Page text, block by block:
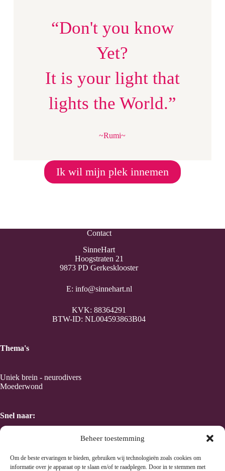
Beheer toestemming
Om de beste ervaringen te bieden, gebruiken wij technologieën zoals cookies om
informatie over je apparaat op te slaan en/of te raadplegen. Door in te stemmen met
“Don't you know
Yet?
It is your light that
lights the World.”
~Rumi~
Ik wil mijn plek innemen
Contact
SinneHart
Hoogstraten 21
9873 PD Gerkesklooster
E: info@sinnehart.nl
KVK: 88364291
BTW-ID: NL004593863B04
Thema's
Uniek brein - neurodivers
Moederwond
Snel naar:
Taal en Kracht van kleur
Human Design